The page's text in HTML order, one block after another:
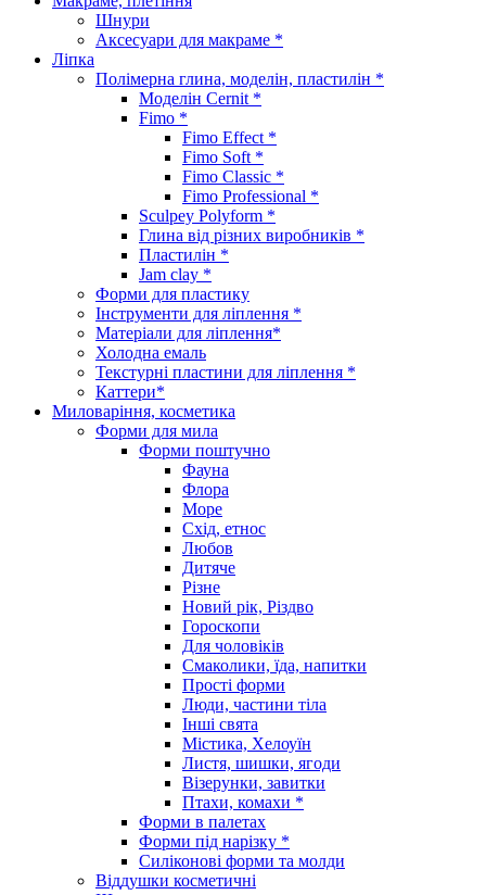
Шнури
Аксесуари для макраме *
Ліпка
Полімерна глина, моделін, пластилін *
Моделін Cernit *
Fimo *
Fimo Effect *
Fimo Soft *
Fimo Classic *
Fimo Professional *
Sculpey Polyform *
Глина від різних виробників *
Пластилін *
Jam clay *
Форми для пластику
Інструменти для ліплення *
Матеріали для ліплення*
Холодна емаль
Текстурні пластини для ліплення *
Каттери*
Миловаріння, косметика
Форми для мила
Форми поштучно
Фауна
Флора
Море
Схід, етнос
Любов
Дитяче
Різне
Новий рік, Різдво
Гороскопи
Для чоловіків
Смаколики, їда, напитки
Прості форми
Люди, частини тіла
Інші свята
Містика, Хелоуїн
Листя, шишки, ягоди
Візерунки, завитки
Птахи, комахи *
Форми в палетах
Форми під нарізку *
Силіконові форми та молди
Віддушки косметичні